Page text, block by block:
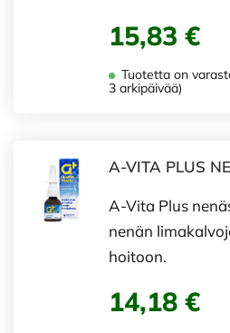
15,83 €
Tuotetta on
3 arkipäivää)
A-VITA PLUS
A-Vita Plus
nenän
hoitoon.
14,18 €